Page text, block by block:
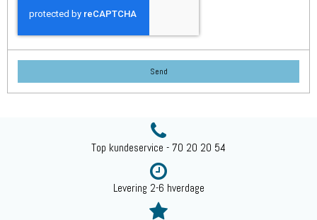
Send
Top kundeservice - 70 20 20 54
Levering 2-6 hverdage